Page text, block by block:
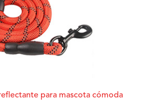
para mascota cómoda